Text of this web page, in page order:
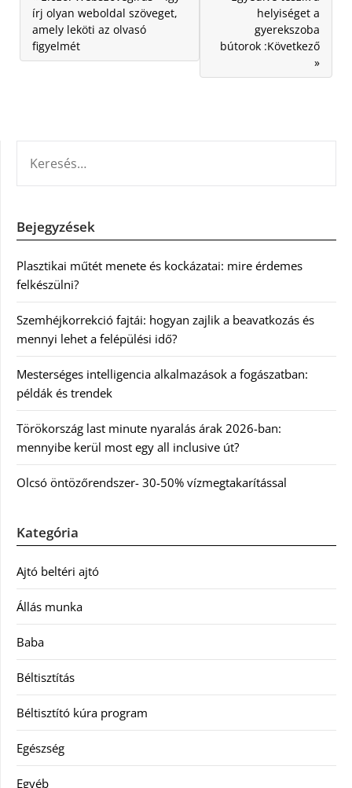
írj olyan weboldal szöveget,
amely leköti az olvasó
figyelmét
helyiséget a
gyerekszoba
bútorok :Következő
»
Bejegyzések
Plasztikai műtét menete és kockázatai: mire érdemes
felkészülni?
Szemhéjkorrekció fajtái: hogyan zajlik a beavatkozás és
mennyi lehet a felépülési idő?
Mesterséges intelligencia alkalmazások a fogászatban:
példák és trendek
Törökország last minute nyaralás árak 2026-ban:
mennyibe kerül most egy all inclusive út?
Olcsó öntözőrendszer- 30-50% vízmegtakarítással
Kategória
Ajtó beltéri ajtó
Állás munka
Baba
Béltisztítás
Béltisztító kúra program
Egészség
Egyéb